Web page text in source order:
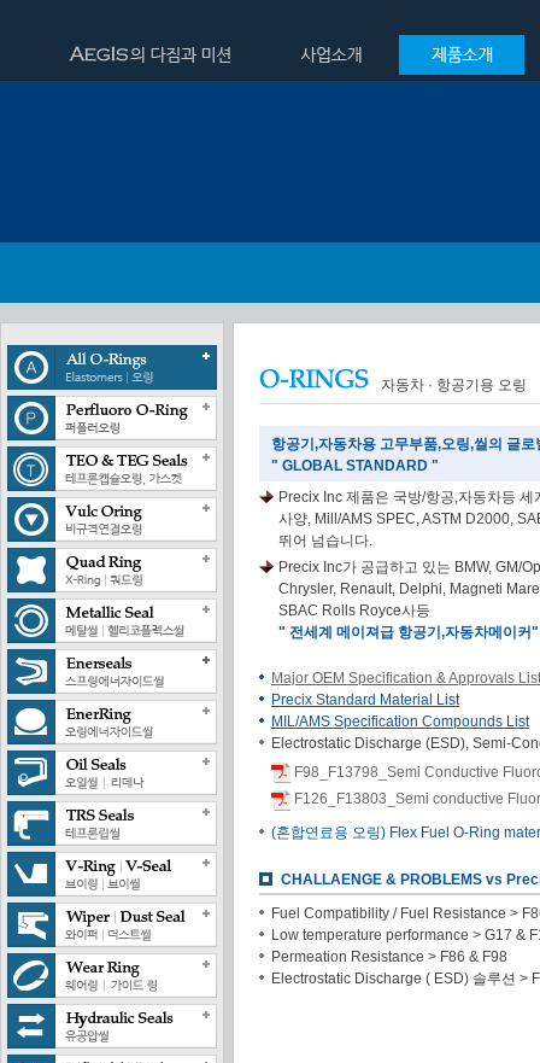
자동차 · 항공기용 오링
항공기,자동차용 고무부품,오링,씰의 글로
" GLOBAL STANDARD "
Precix Inc 제품은 국방/항공,자동차등
사양, Mill/AMS SPEC, ASTM D2000,
뛰어 넘습니다.
Precix Inc가 공급하고 있는 BMW, GM/
Chrysler, Renault, Delphi, Magneti
SBAC Rolls Royce사등
" 전세계 메이져급 항공기,자동차메이커"
Major OEM Specification & Approvals List
Precix Standard Material List
MIL/AMS Specification Compounds List
Electrostatic Discharge (ESD), Semi-
F98_F13798_Semi Conductive
F126_F13803_Semi conductive
(혼합연료용 오링) Flex Fuel O-Ring
CHALLAENGE & PROBLEMS vs
Fuel Compatibility / Fuel Resistance >
Low temperature performance > G17 &
Permeation Resistance > F86 & F98
Electrostatic Discharge ( ESD) 솔루션 >